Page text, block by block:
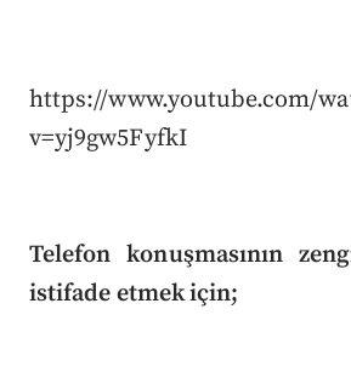
https://www.youtube.com/
v=yj9gw5FyfkI
Telefon konuşmasının
istifade etmek için;